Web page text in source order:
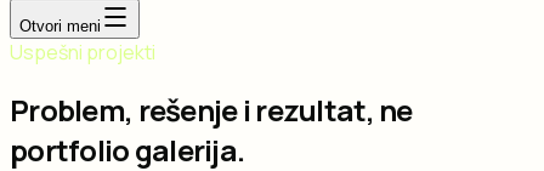
Otvori meni
Uspešni projekti
Problem, rešenje i rezultat, ne
portfolio galerija.